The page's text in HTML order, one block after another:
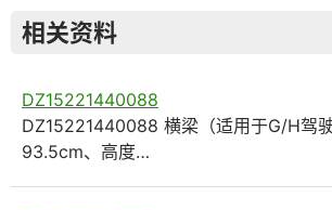
相关资料
DZ15221440088
DZ15221440088 横梁（适用于G/H驾
93.5cm、高度…